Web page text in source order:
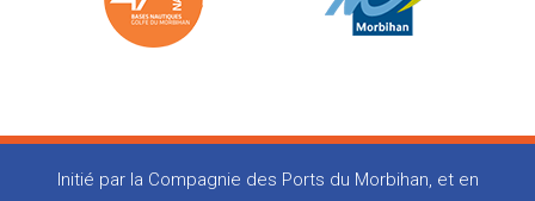
Initié par la Compagnie des Ports du Morbihan, et en